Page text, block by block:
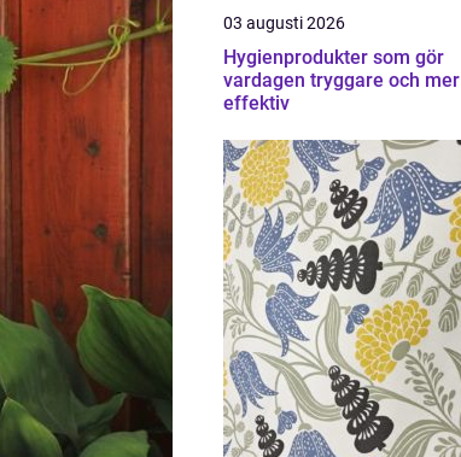
03 augusti 2026
Hygienprodukter som gör
vardagen tryggare och mer
effektiv